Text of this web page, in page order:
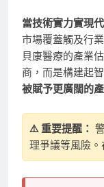
當技術實力實現
市場覆蓋觸及行
貝康醫療的產業
商，而是構建起
被賦予更廣闊的
⚠️ 重要提醒：
理爭議等風險。